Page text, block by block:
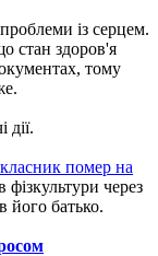
із серцем.
стан здоров'я
тому
дії.
помер на
фізкультури через
його батько.